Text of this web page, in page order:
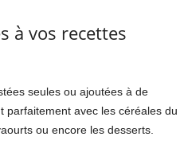
à vos recettes
seules ou ajoutées à de
parfaitement avec les céréales du
ou encore les desserts.